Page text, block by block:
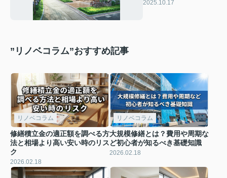
2025.10.17
”リノベコラム”おすすめ記事
リノベコラム
修繕積立金の適正額を調べる方
法と相場より高い安い時のリス
ク
2026.02.18
リノベコラム
大規模修繕とは？費用や周期な
ど初心者が知るべき基礎知識
2026.02.18